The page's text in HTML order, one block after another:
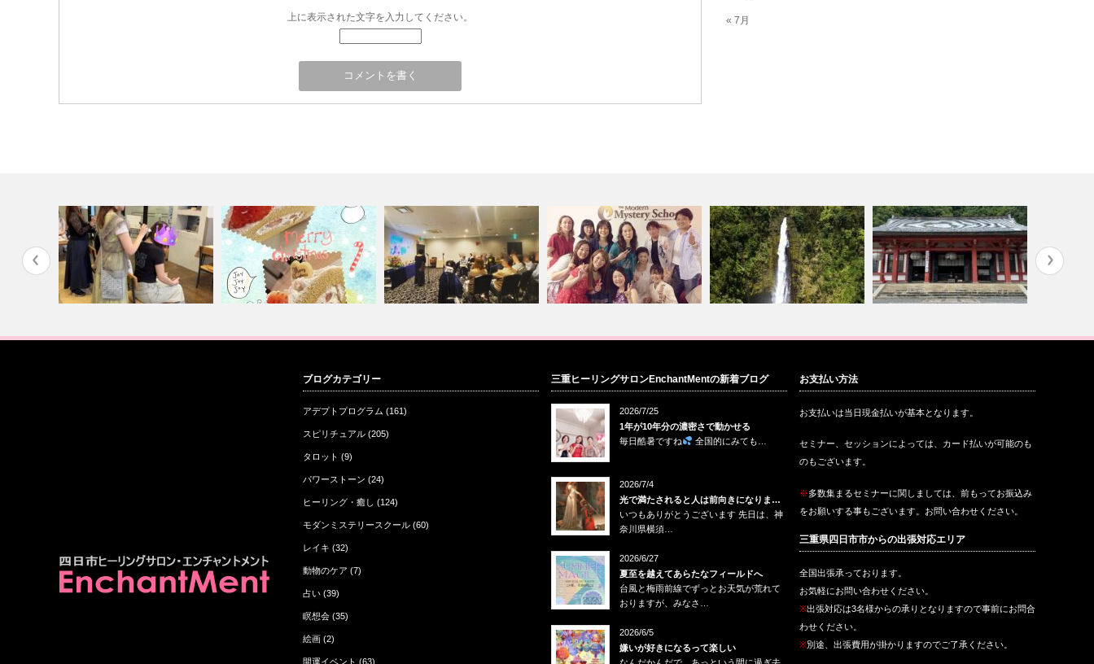
上に表示された文字を入力してください。 « 7月
まりました！…
会うところか…
ブログカテゴリー
アデプトプログラム (161)
スピリチュアル (205)
タロット (9)
パワーストーン (24)
ヒーリング・癒し (124)
モダンミステリースクール (60)
レイキ (32)
動物のケア (7)
占い (39)
瞑想会 (35)
絵画 (2)
開運イベント (63)
三重ヒーリングサロンEnchantMentの新着ブログ
2026/7/25
1年が10年分の濃密さで動かせる
毎日酷暑ですね
全国的にみても…
2026/7/4
光で満たされると人は前向きになりま…
いつもありがとうございます 先日は、神
奈川県横須…
2026/6/27
夏至を越えてあらたなフィールドへ
台風と梅雨前線でずっとお天気が荒れて
おりますが、みなさ…
2026/6/5
嫌いが好きになるって楽しい
お支払い方法
お支払いは当日現金払いが基本となります。
セミナー、セッションによっては、カード払いが可能のも
のもございます。
※多数集まるセミナーに関しましては、前もってお振込み
をお願いする事もございます。お問い合わせください。
三重県四日市市からの出張対応エリア
全国出張承っております。
お気軽にお問い合わせください。
※出張対応は3名様からの承りとなりますので事前にお問合
わせください。
※別途、出張費用が掛かりますのでご了承ください。